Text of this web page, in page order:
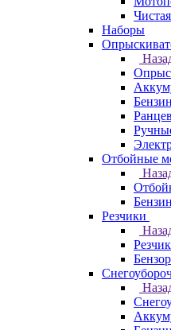
Наборы
Отбойные
Резчики